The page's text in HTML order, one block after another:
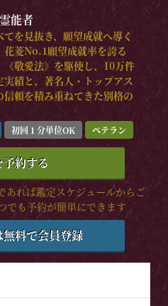
霊能者
を見抜き、願望成就へ導く
花菱No.1願望成就率を誇る
《敬愛法》を駆使し、10万件
実績と、著名人・トップアス
信頼を積み重ねてきた別格の
初回１分単位OK ベテラン
約する
あれば鑑定スケジュールからご
でも予約が簡単にできます
料で会員登録